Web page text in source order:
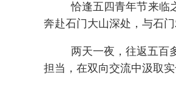
恰逢五四青年节来临
奔赴石门大山深处，与石
两天一夜，往返五百
担当，在双向交流中汲取实